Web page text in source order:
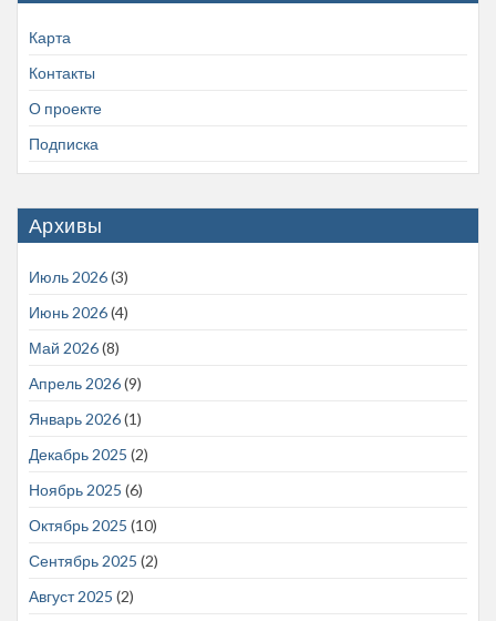
Карта
Контакты
О проекте
Подписка
Архивы
Июль 2026(3)
Июнь 2026(4)
Май 2026(8)
Апрель 2026(9)
Январь 2026(1)
Декабрь 2025 (2)
Ноябрь 2025 (6)
Октябрь 2025 (10)
Сентябрь 2025 (2)
Август 2025 (2)